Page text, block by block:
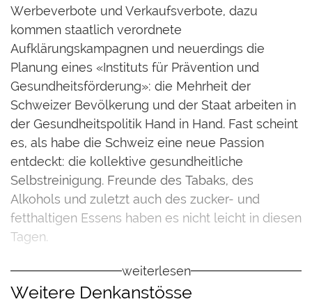
Werbeverbote und Verkaufsverbote, dazu
kommen staatlich verordnete
Aufklärungskampagnen und neuerdings die
Planung eines «Instituts für Prävention und
Gesundheitsförderung»: die Mehrheit der
Schweizer Bevölkerung und der Staat arbeiten in
der Gesundheitspolitik Hand in Hand. Fast scheint
es, als habe die Schweiz eine neue Passion
entdeckt: die kollektive gesundheitliche
Selbstreinigung. Freunde des Tabaks, des
Alkohols und zuletzt auch des zucker- und
fetthaltigen Essens haben es nicht leicht in diesen
Tagen.
Vernünftigerweise kann kaum bestritten werden,
dass ein Übermass an Alkohol, Fett oder
weiterlesen
Weitere Denkanstösse